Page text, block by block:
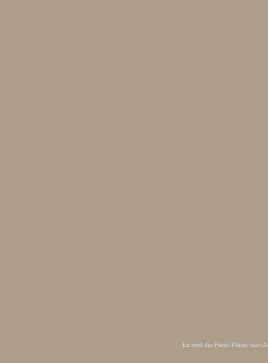
Es wird der Flash-Player zum